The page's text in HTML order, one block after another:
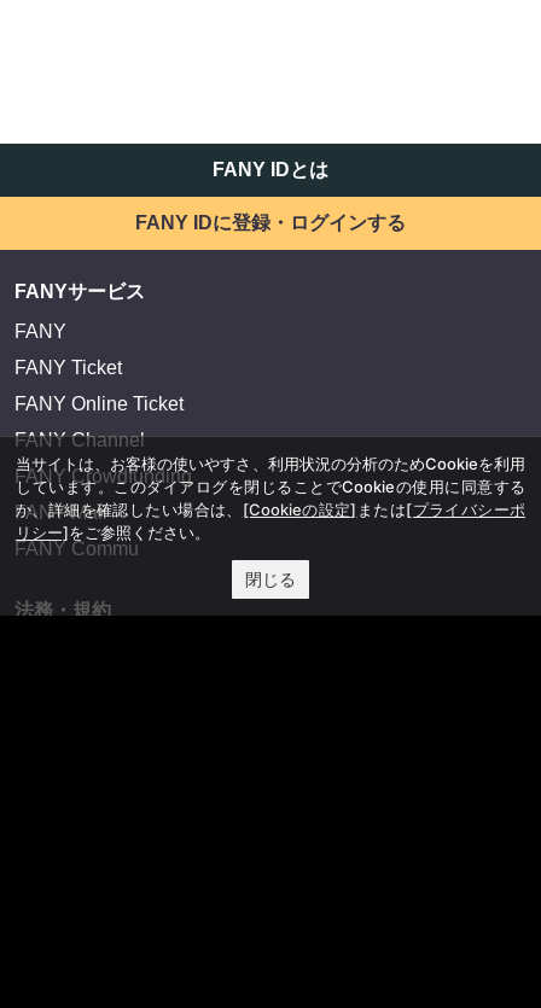
FANY IDとは
FANY IDに登録・ログインする
FANYサービス
FANY
FANY Ticket
FANY Online Ticket
FANY Channel
FANY Crowdfunding
FANY Mall
FANY Commu
法務・規約
当サイトは、お客様の使いやすさ、利用状況の分析のためCookieを利用
しています。このダイアログを閉じることでCookieの使用に同意する
か、詳細を確認したい場合は、 [Cookieの設定] または[プライバシーポ
リシー]をご参照ください。
閉じる